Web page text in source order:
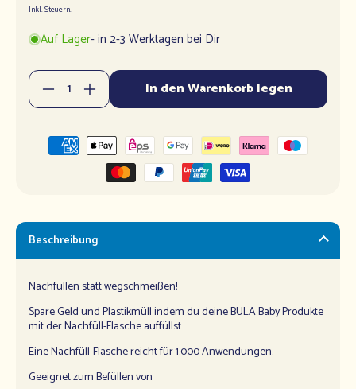
Inkl. Steuern.
Auf Lager- in 2-3 Werktagen bei Dir
Anzahl
Verringere
die
für
ml
Erhöhe
die
für
BULA
Baby
ml
In den Warenkorb legen
Beschreibung
Nachfüllen statt wegschmeißen!
Spare Geld und Plastikmüll indem du deine BULA Baby Produkte
mit der Nachfüll-Flasche auffüllst.
Eine Nachfüll-Flasche reicht für 1.000 Anwendungen.
Geeignet zum Befüllen von: